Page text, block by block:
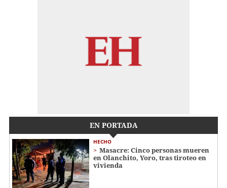
EN PORTADA
HECHO
Masacre: Cinco personas mueren
en Olanchito, Yoro, tras tiroteo en
vivienda